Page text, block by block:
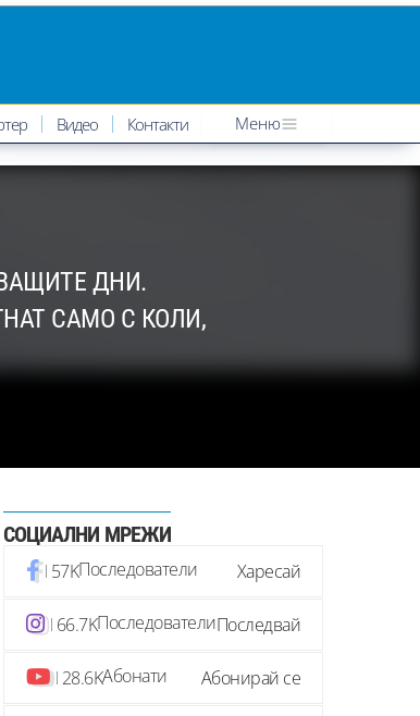
Видео Контакти Меню
ДНИ.
САМО С КОЛИ,
СОЦИАЛНИ МРЕЖИ
57KПоследователи Харесай
66.7KПоследователиПоследвай
28.6KАбонати Абонирай се